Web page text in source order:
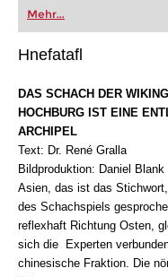
oder bereits auf
FRITZ trainieren Sie
individueller als je zuvor.
Mehr...
Hnefatafl
DAS SCHACH DER
HOCHBURG IST EINE
ARCHIPEL
Text: Dr. René Gralla
Bildproduktion: Daniel Blank
Asien, das ist das
des Schachspiels
reflexhaft Richtung Osten,
sich die Experten
chinesische Fraktion. Die